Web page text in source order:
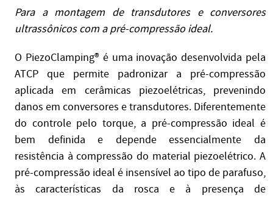
Para a montagem de transdutores e conversores
ultrassônicos com a pré-compressão ideal.
O PiezoClamping® é uma inovação desenvolvida pela
ATCP que permite padronizar a pré-compressão
aplicada em cerâmicas piezoelétricas, prevenindo
danos em conversores e transdutores. Diferentemente
do controle pelo torque, a pré-compressão ideal é
bem definida e depende essencialmente da
resistência à compressão do material piezoelétrico. A
pré-compressão ideal é insensível ao tipo de parafuso,
às características da rosca e à presença de